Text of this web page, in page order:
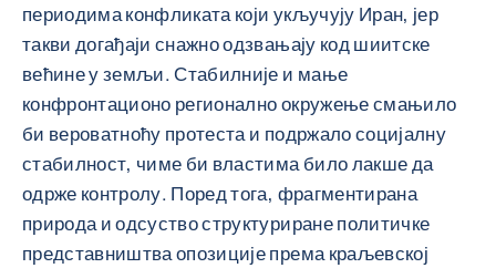
периодима конфликата који укључују Иран, јер
такви догађаји снажно одзвањају код шиитске
већине у земљи. Стабилније и мање
конфронтационо регионално окружење смањило
би вероватноћу протеста и подржало социјалну
стабилност, чиме би властима било лакше да
одрже контролу. Поред тога, фрагментирана
природа и одсуство структуриране политичке
представништва опозиције према краљевској